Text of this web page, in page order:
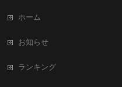
ホーム
お知らせ
ランキング